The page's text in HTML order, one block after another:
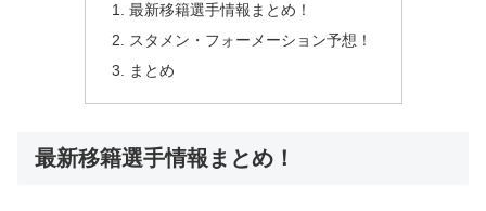
最新移籍選手情報まとめ！
スタメン・フォーメーション予想！
まとめ
最新移籍選手情報まとめ！